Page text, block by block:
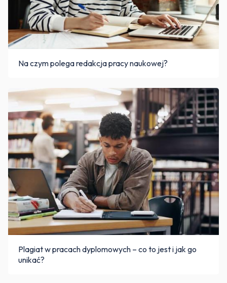
Na czym polega redakcja pracy naukowej?
Plagiat w pracach dyplomowych – co to jest i jak go
unikać?